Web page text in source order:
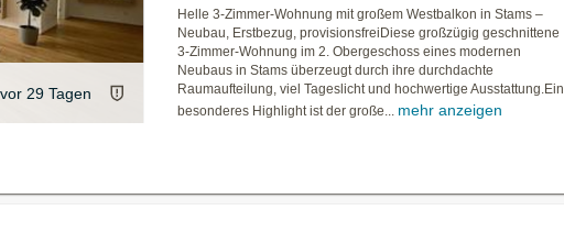
vor 29 Tagen
Helle 3-Zimmer-Wohnung mit großem Westbalkon in Stams –
Neubau, Erstbezug, provisionsfreiDiese großzügig geschnittene
3-Zimmer-Wohnung im 2. Obergeschoss eines modernen
Neubaus in Stams überzeugt durch ihre durchdachte
Raumaufteilung, viel Tageslicht und hochwertige Ausstattung.Ein
besonderes Highlight ist der große... mehr anzeigen